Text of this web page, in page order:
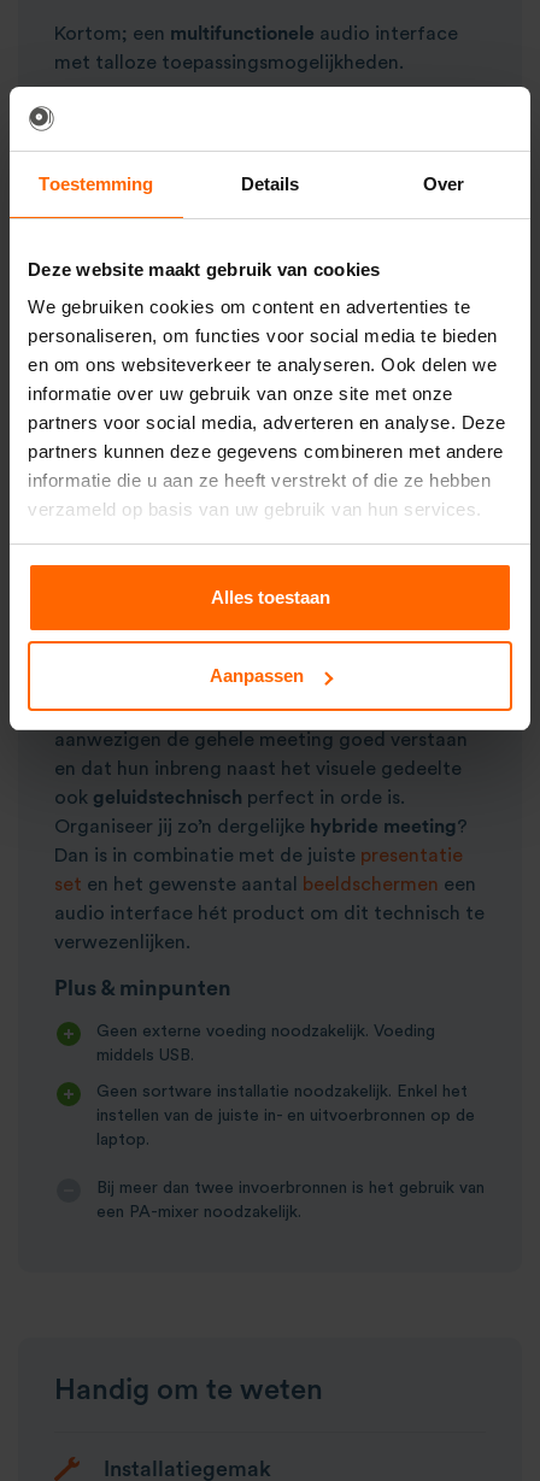
Toestemming Details Over
Deze website maakt gebruik van cookies
We gebruiken cookies om content en advertenties te
personaliseren, om functies voor social media te bieden
en om ons websiteverkeer te analyseren. Ook delen we
informatie over uw gebruik van onze site met onze
partners voor social media, adverteren en analyse. Deze
partners kunnen deze gegevens combineren met andere
informatie die u aan ze heeft verstrekt of die ze hebben
verzameld op basis van uw gebruik van hun services.
Alles toestaan
Aanpassen
Kortom; een multifunctionele audio interface
met talloze toepassingsmogelijkheden.
Via de Scarlett heb je de mogelijkheid om op
software.
Luister jouw input direct terug via de
speakers. Werk je in diverseaudiolagenen wil je
jouw op te nemen audiolaag niet of juist wel
laten klinken? De traploze ‘input – playback’
knop zorgt voor een naar eigen gewenste mix
van de opname input en de meelopende sporen.
Audio interface huren voor Zoom & Skype
meeting
Vanwege Covid-19 / het coronavirus is er voor
het een en ander veranderd. Waar tot 2019
iedere bezoeker fysiek aanwezig was zijn er
De audio interface zorgt ervoor dat de virtueel
aanwezigen de gehele meeting goed verstaan
en dat hun inbreng naast het visuele gedeelte
ook geluidstechnisch perfect in orde is.
Organiseer jij zo’n dergelijke hybride meeting?
Dan is in combinatie met de juiste presentatie
set en het gewenste aantal beeldschermen een
audio interface hét product om dit technisch te
verwezenlijken.
Plus & minpunten
Geen externe voeding noodzakelijk. Voeding
middels USB.
Geen sortware installatie noodzakelijk. Enkel het
instellen van de juiste in- en uitvoerbronnen op de
laptop.
Bij meer dan twee invoerbronnen is het gebruik van
een PA-mixer noodzakelijk.
Handig om te weten
Installatiegemak